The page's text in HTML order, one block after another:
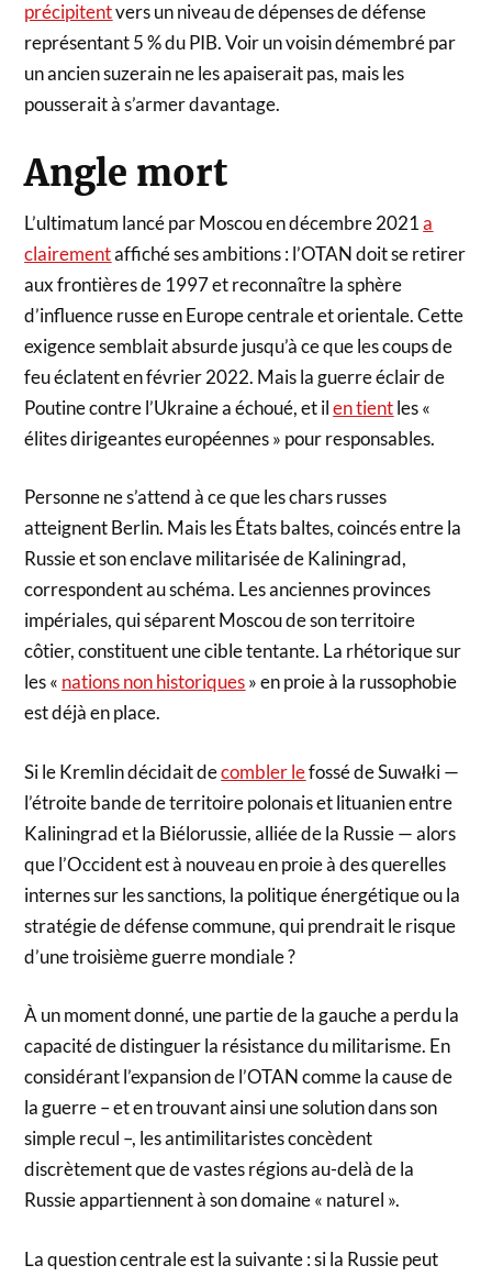
précipitentvers un niveau de dépenses de défense
représentant 5 % du PIB. Voir un voisin démembré par
un ancien suzerain ne les apaiserait pas, mais les
pousserait à s’armer davantage.
Angle mort
L’ultimatum lancé par Moscou en décembre 2021a
clairementaffiché ses ambitions : l’OTAN doit se retirer
aux frontières de 1997 et reconnaître la sphère
d’influence russe en Europe centrale et orientale. Cette
exigence semblait absurde jusqu’à ce que les coups de
feu éclatent en février 2022. Mais la guerre éclair de
Poutine contre l’Ukraine a échoué, et ilen tientles «
élites dirigeantes européennes » pour responsables.
Personne ne s’attend à ce que les chars russes
atteignent Berlin. Mais les États baltes, coincés entre la
Russie et son enclave militarisée de Kaliningrad,
correspondent au schéma. Les anciennes provinces
impériales, qui séparent Moscou de son territoire
côtier, constituent une cible tentante. La rhétorique sur
les « nations non historiques» en proie à la russophobie
est déjà en place.
Si le Kremlin décidait decombler lefossé de Suwałki —
l’étroite bande de territoire polonais et lituanien entre
Kaliningrad et la Biélorussie, alliée de la Russie — alors
que l’Occident est à nouveau en proie à des querelles
internes sur les sanctions, la politique énergétique ou la
stratégie de défense commune, qui prendrait le risque
d’une troisième guerre mondiale ?
À un moment donné, une partie de la gauche a perdu la
capacité de distinguer la résistance du militarisme. En
considérant l’expansion de l’OTAN comme la cause de
la guerre – et en trouvant ainsi une solution dans son
simple recul –, les antimilitaristes concèdent
discrètement que de vastes régions au-delà de la
Russie appartiennent à son domaine « naturel ».
La question centrale est la suivante : si la Russie peut